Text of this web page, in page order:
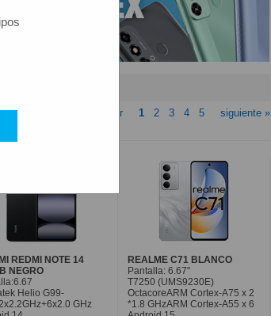
« anterior 1 2 3 4 5 siguiente »
REDMI NOTE 14
NEGRO
Helio G99-
GHz
REALME C71 BLANCO
Pantalla: 6.67"
T7250 (UMS9230E)
OctacoreARM Cortex-A75 x 2
*1.8 GHzARM Cortex-A55 x 6